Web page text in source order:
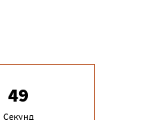
49
Секунд